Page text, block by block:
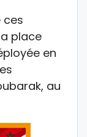
ces
place
en
au